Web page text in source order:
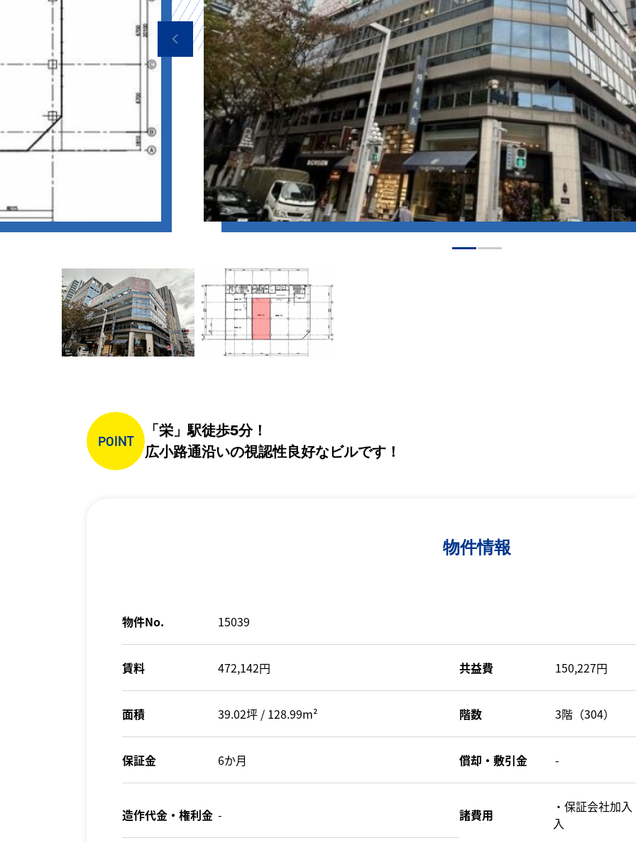
POINT
「栄」駅徒歩5分！
広小路通沿いの視認性良好なビルです！
物件情報
物件No. 15039
賃料 472,142円 共益費 150,227円
面積 39.02坪 / 128.99m² 階数 3階（304）
保証金 6か月 償却・敷引金 -
造作代金・権利金 - 諸費用
・保証会社加
入